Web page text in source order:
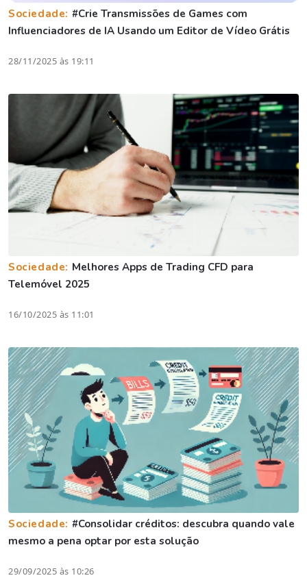
Sociedade: #Crie Transmissões de Games com
Influenciadores de IA Usando um Editor de Vídeo Grátis
28/11/2025 às 19:11
Sociedade: Melhores Apps de Trading CFD para
Telemóvel 2025
16/10/2025 às 11:01
Sociedade: #Consolidar créditos: descubra quando vale
mesmo a pena optar por esta solução
29/09/2025 às 10:26